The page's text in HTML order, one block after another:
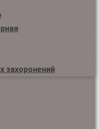
захоронений